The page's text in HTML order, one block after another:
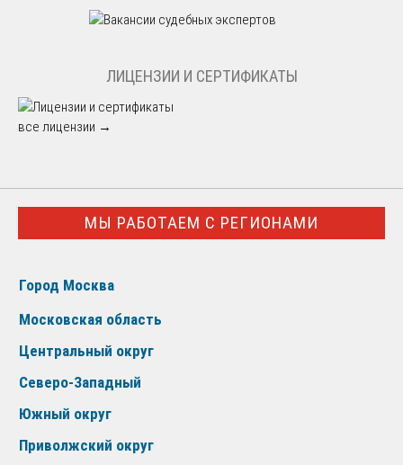
ЛИЦЕНЗИИ И СЕРТИФИКАТЫ
все лицензии →
МЫ РАБОТАЕМ С РЕГИОНАМИ
Город Москва
Московская область
Центральный округ
Северо-Западный
Южный округ
Приволжский округ